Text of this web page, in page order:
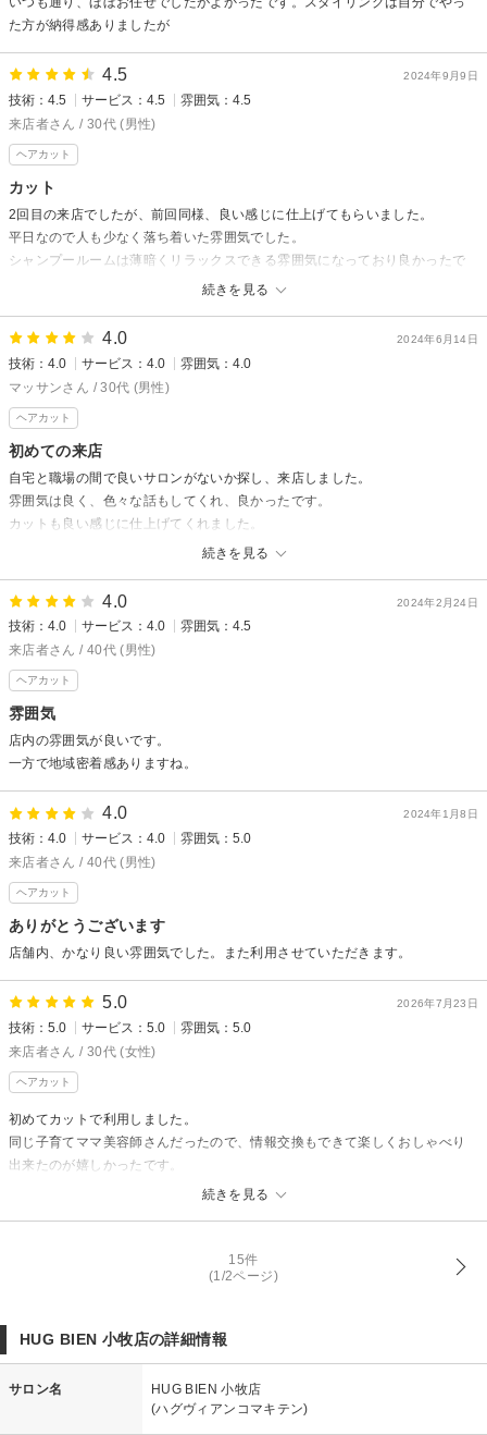
た方が納得感ありましたが
2024年9月9日
4.5
技術：4.5 サービス：4.5
雰囲気：4.5
来店者さん / 30代 (男性)
ヘアカット
カット
続きを見る
2回目の来店でしたが、前回同様、良い感じに仕上げてもらいました。
平日なので人も少なく落ち着いた雰囲気でした。
シャンプールームは薄暗くリラックスできる雰囲気になっており良かったで
2024年6月14日
4.0
技術：4.0 サービス：4.0
雰囲気：4.0
マッサンさん / 30代 (男性)
ヘアカット
初めての来店
続きを見る
自宅と職場の間で良いサロンがないか探し、来店しました。
雰囲気は良く、色々な話もしてくれ、良かったです。
カットも良い感じに仕上げてくれました。
シャンプー後の軽いマッサージも気持ち良かったです。
2024年2月24日
4.0
技術：4.0 サービス：4.0
雰囲気：4.5
来店者さん / 40代 (男性)
ヘアカット
雰囲気
店内の雰囲気が良いです。
一方で地域密着感ありますね。
2024年1月8日
4.0
技術：4.0 サービス：4.0
雰囲気：5.0
来店者さん / 40代 (男性)
ヘアカット
ありがとうございます
店舗内、かなり良い雰囲気でした。また利用させていただきます。
2026年7月23日
5.0
技術：5.0 サービス：5.0
雰囲気：5.0
来店者さん / 30代 (女性)
ヘアカット
続きを見る
初めてカットで利用しました。
同じ子育てママ美容師さんだったので、情報交換もできて楽しくおしゃべり
出来たのが嬉しかったです。
また、シャンプー台がカーテンで仕切られていて特別感がありました。
15件
(1/2ページ)
HUG BIEN 小牧店の詳細情報
サロン名
HUG BIEN 小牧店
(ハグヴィアンコマキテン)